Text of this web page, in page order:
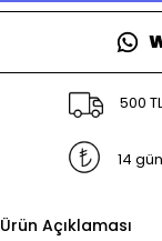
500
14
Ürün Açıklaması